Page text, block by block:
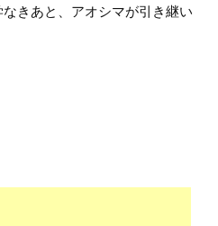
きあと、アオシマが引き継い